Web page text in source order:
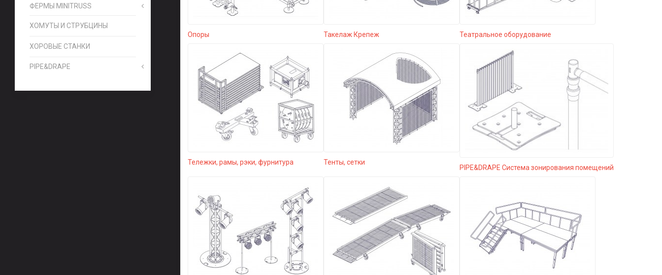
ФЕРМЫ MINITRUSS
ХОМУТЫ И СТРУБЦИНЫ
ХОРОВЫЕ СТАНКИ
PIPE&DRAPE
Опоры Такелаж Крепеж Театральное оборудование
Тележки, рамы, рэки, фурнитура Тенты, сетки
PIPE&DRAPE Система зонирования помещений